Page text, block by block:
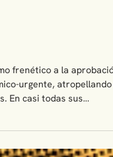
frenético a la
urgente,